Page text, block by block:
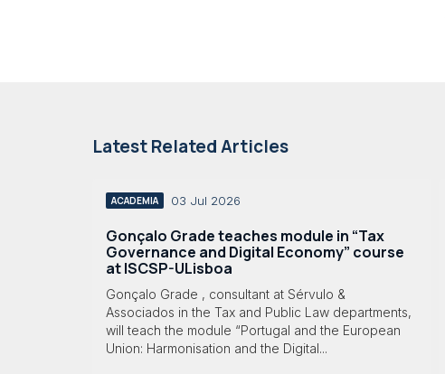
Latest Related Articles
ACADEMIA 03 Jul 2026
Gonçalo Grade teaches module in “Tax
Governance and Digital Economy” course
at ISCSP-ULisboa
Gonçalo Grade , consultant at Sérvulo &
Associados in the Tax and Public Law departments,
will teach the module “Portugal and the European
Union: Harmonisation and the Digital...